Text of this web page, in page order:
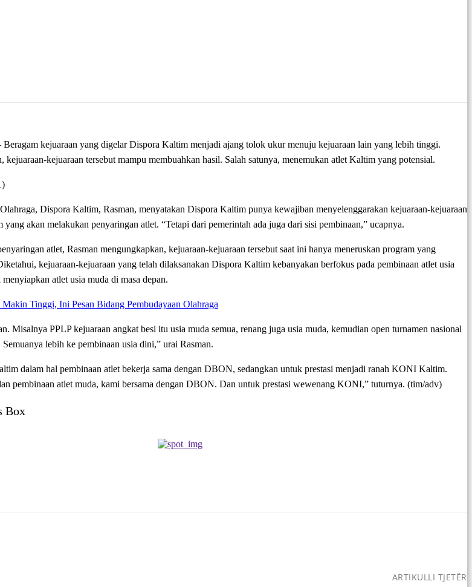
Beragam kejuaraan yang digelar Dispora Kaltim menjadi ajang tolok ukur menuju kejuaraan lain yang lebih tinggi.
kejuaraan-kejuaraan tersebut mampu membuahkan hasil. Salah satunya, menemukan atlet Kaltim yang potensial.
Dispora Kaltim, Rasman, menyatakan Dispora Kaltim punya kewajiban menyelenggarakan kejuaraan-kejuaraan
akan melakukan penyaringan atlet. “Tetapi dari pemerintah ada juga dari sisi pembinaan,” ucapnya.
atlet, Rasman mengungkapkan, kejuaraan-kejuaraan tersebut saat ini hanya meneruskan program yang
kejuaraan-kejuaraan yang telah dilaksanakan Dispora Kaltim kebanyakan berfokus pada pembinaan atlet usia
atlet usia muda di masa depan.
Tinggi, Ini Pesan Bidang Pembudayaan Olahraga
Misalnya PPLP kejuaraan angkat besi itu usia muda semua, renang juga usia muda, kemudian open turnamen nasional
lebih ke pembinaan usia dini,” urai Rasman.
dalam hal pembinaan atlet bekerja sama dengan DBON, sedangkan untuk prestasi menjadi ranah KONI Kaltim.
pembinaan atlet muda, kami bersama dengan DBON. Dan untuk prestasi wewenang KONI,” tuturnya. (tim/adv)
Box
ARTIKULLI TJETËR